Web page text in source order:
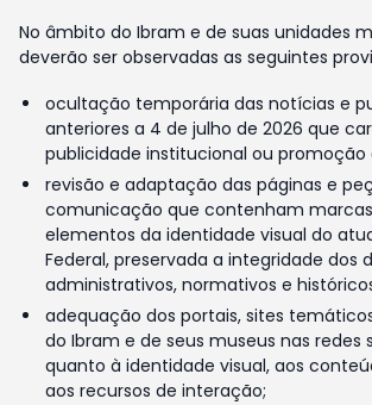
No âmbito do Ibram e de suas unidades
deverão ser observadas as seguintes
ocultação temporária das notícias e
anteriores a 4 de julho de 2026 que
publicidade institucional ou promoção
revisão e adaptação das páginas e
comunicação que contenham
elementos da identidade visual do
Federal, preservada a integridade dos
administrativos, normativos e
adequação dos portais, sites
do Ibram e de seus museus nas redes
quanto à identidade visual, aos
aos recursos de interação;